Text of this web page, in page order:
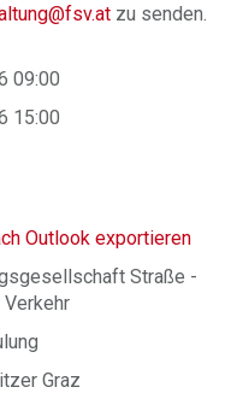
zu senden.
09:00
15:00
Outlook exportieren
Straße -
Graz